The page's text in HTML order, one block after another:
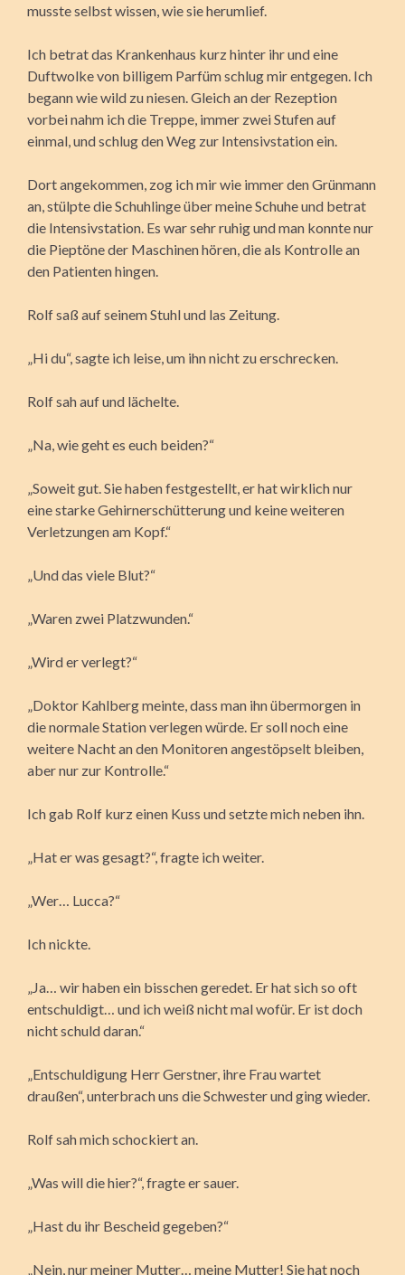
musste selbst wissen, wie sie herumlief.
Ich betrat das Krankenhaus kurz hinter ihr und eine
Duftwolke von billigem Parfüm schlug mir entgegen. Ich
begann wie wild zu niesen. Gleich an der Rezeption
vorbei nahm ich die Treppe, immer zwei Stufen auf
einmal, und schlug den Weg zur Intensivstation ein.
Dort angekommen, zog ich mir wie immer den Grünmann
an, stülpte die Schuhlinge über meine Schuhe und betrat
die Intensivstation. Es war sehr ruhig und man konnte nur
die Pieptöne der Maschinen hören, die als Kontrolle an
den Patienten hingen.
Rolf saß auf seinem Stuhl und las Zeitung.
„Hi du“, sagte ich leise, um ihn nicht zu erschrecken.
Rolf sah auf und lächelte.
„Na, wie geht es euch beiden?“
„Soweit gut. Sie haben festgestellt, er hat wirklich nur
eine starke Gehirnerschütterung und keine weiteren
Verletzungen am Kopf.“
„Und das viele Blut?“
„Waren zwei Platzwunden.“
„Wird er verlegt?“
„Doktor Kahlberg meinte, dass man ihn übermorgen in
die normale Station verlegen würde. Er soll noch eine
weitere Nacht an den Monitoren angestöpselt bleiben,
aber nur zur Kontrolle.“
Ich gab Rolf kurz einen Kuss und setzte mich neben ihn.
„Hat er was gesagt?“, fragte ich weiter.
„Wer… Lucca?“
Ich nickte.
„Ja… wir haben ein bisschen geredet. Er hat sich so oft
entschuldigt… und ich weiß nicht mal wofür. Er ist doch
nicht schuld daran.“
„Entschuldigung Herr Gerstner, ihre Frau wartet
draußen“, unterbrach uns die Schwester und ging wieder.
Rolf sah mich schockiert an.
„Was will die hier?“, fragte er sauer.
„Hast du ihr Bescheid gegeben?“
„Nein, nur meiner Mutter… meine Mutter! Sie hat noch